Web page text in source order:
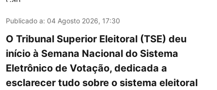
Publicado a: 04 Agosto 2026, 17:30
O Tribunal Superior Eleitoral (TSE) deu
início à Semana Nacional do Sistema
Eletrônico de Votação, dedicada a
esclarecer tudo sobre o sistema eleitoral